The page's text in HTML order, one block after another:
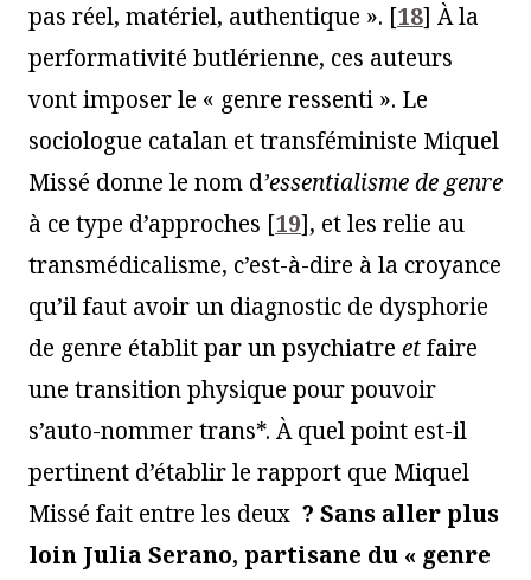
pas réel, matériel, authentique ». [18] À la
performativité butlérienne, ces auteurs
vont imposer le « genre ressenti ». Le
sociologue catalan et transféministe Miquel
Missé donne le nom d’essentialisme de genre
à ce type d’approches [19], et les relie au
transmédicalisme, c’est-à-dire à la croyance
qu’il faut avoir un diagnostic de dysphorie
de genre établit par un psychiatre etfaire
une transition physique pour pouvoir
s’auto-nommer trans*. À quel point est-il
pertinent d’établir le rapport que Miquel
Missé fait entre les deux ? Sans aller plus
loin Julia Serano, partisane du « genre